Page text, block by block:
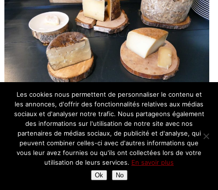
Les desserts de Michaël Boivin:
Les cookies nous permettent de personnaliser le contenu et
les annonces, d'offrir des fonctionnalités relatives aux médias
sociaux et d'analyser notre trafic. Nous partageons également
des informations sur l'utilisation de notre site avec nos
partenaires de médias sociaux, de publicité et d'analyse, qui
peuvent combiner celles-ci avec d'autres informations que
vous leur avez fournies ou qu'ils ont collectées lors de votre
utilisation de leurs services. En savoir plus
Ok No